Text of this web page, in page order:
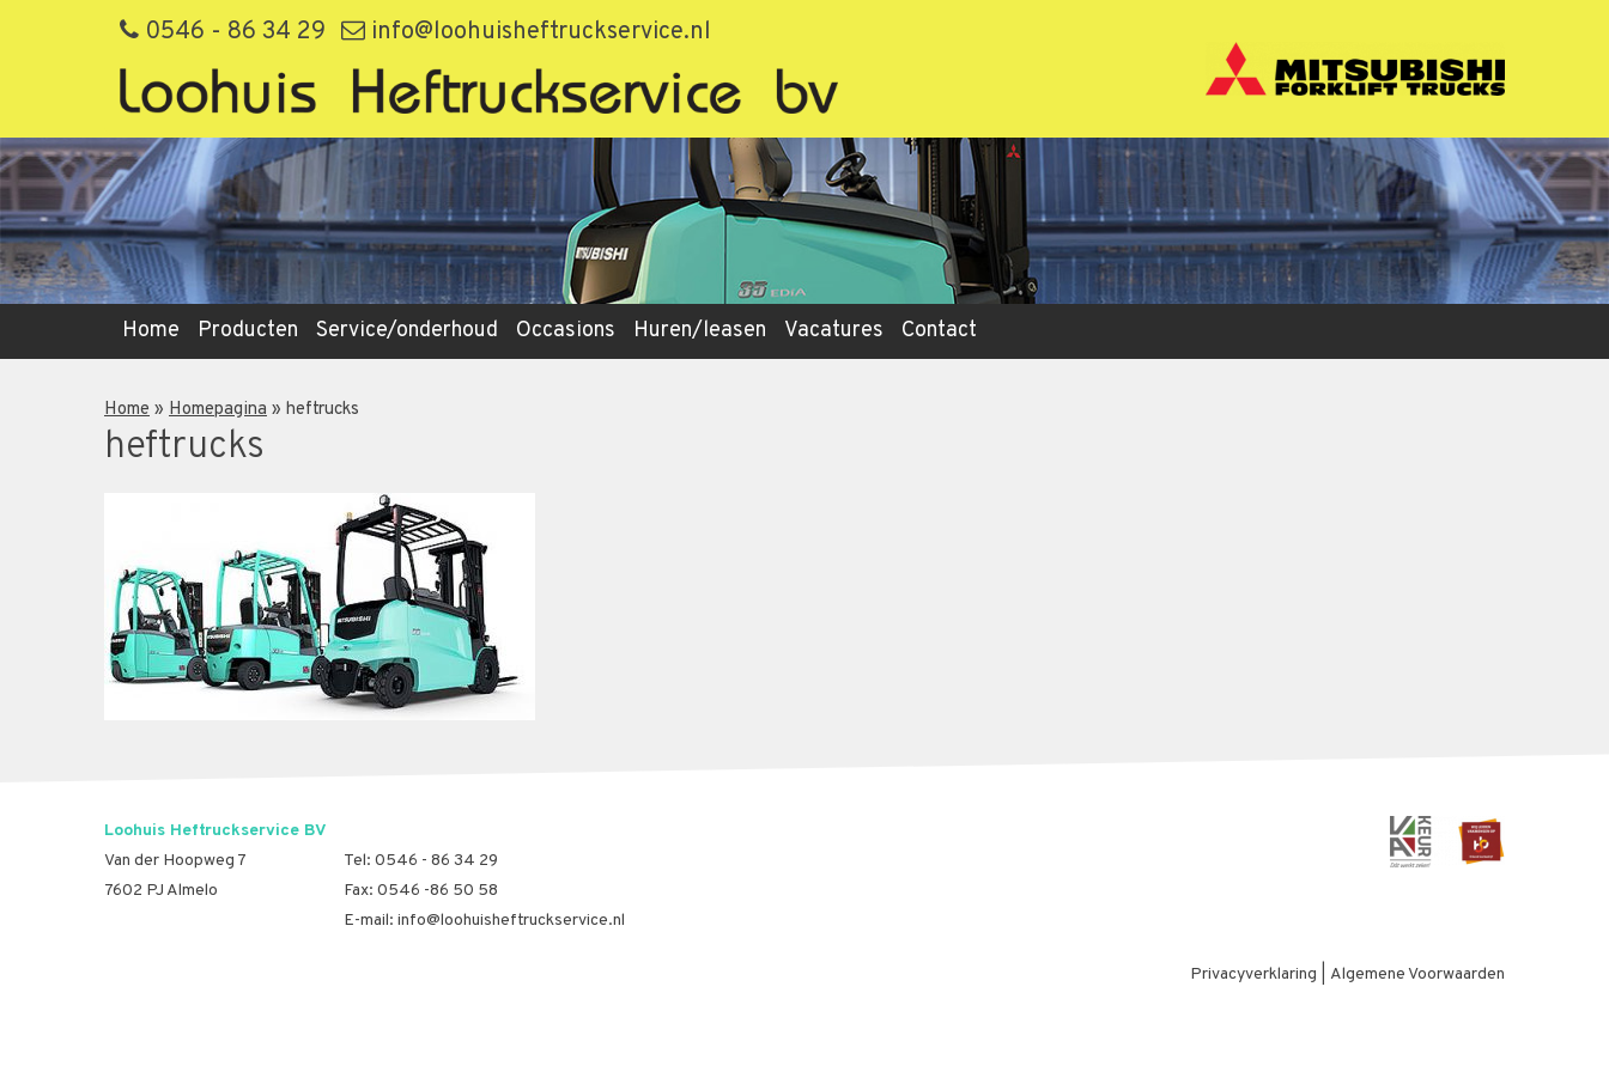
0546 - 86 34 29 info@loohuisheftruckservice.nl
Home Producten Service/onderhoud Occasions Huren/leasen Vacatures Contact
Home » Homepagina » heftrucks
heftrucks
Loohuis Heftruckservice BV
Van der Hoopweg 7
7602 PJ Almelo
Tel: 0546 - 86 34 29
Fax: 0546 -86 50 58
E-mail: info@loohuisheftruckservice.nl
Privacyverklaring Algemene Voorwaarden